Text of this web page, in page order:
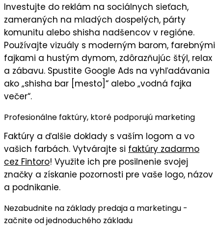
Investujte do reklám na sociálnych sieťach,
zameraných na mladých dospelých, párty
komunitu alebo shisha nadšencov v regióne.
Používajte vizuály s moderným barom, farebnými
fajkami a hustým dymom, zdôrazňujúc štýl, relax
a zábavu. Spustite Google Ads na vyhľadávania
ako „shisha bar [mesto]“ alebo „vodná fajka
večer“.
Profesionálne faktúry, ktoré podporujú marketing
Faktúry a ďalšie doklady s vaším logom a vo
vašich farbách. Vytvárajte si faktúry zadarmo
cez Fintoro! Využite ich pre posilnenie svojej
značky a získanie pozornosti pre vaše logo, názov
a podnikanie.
Nezabudnite na základy predaja a marketingu -
začnite od jednoduchého základu